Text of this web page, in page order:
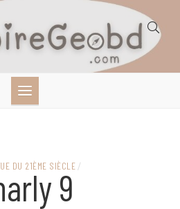
SCIENCES,
LITTÉRATURE EN
DU 21ÈME SIÈCLE /
9